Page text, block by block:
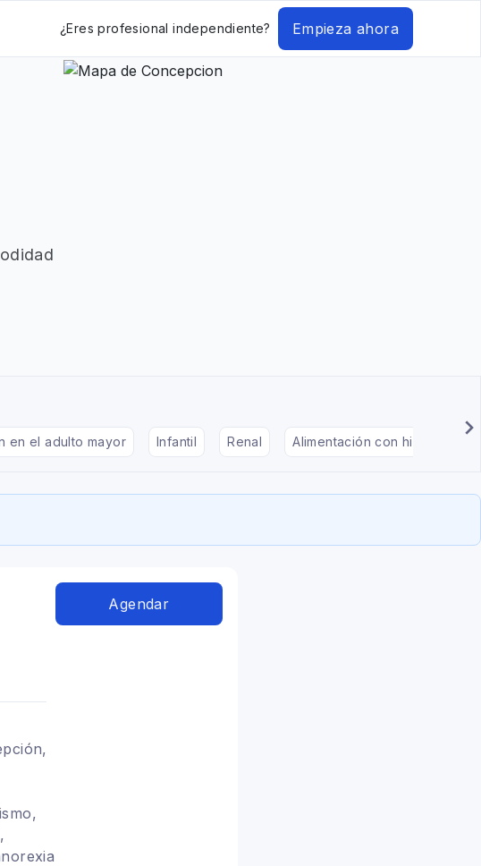
¿Eres profesional independiente? Empieza ahora
en el adulto mayor Infantil Renal Alimentación con
Agendar